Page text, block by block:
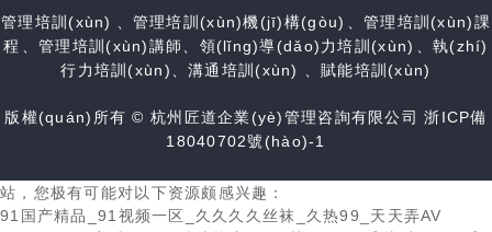
管理培訓(xùn)、管理培訓(xùn)機(jī)構(gòu)、管理培訓(xùn)課
程、管理培訓(xùn)講師、領(lǐng)導(dǎo)力培訓(xùn)、執(zhí)
行力培訓(xùn)、溝通培訓(xùn)、賦能培訓(xùn)
版權(quán)所有 © 杭州匠道企業(yè)管理咨詢有限公司浙ICP備
18040702號(hào)-1
站，您极有可能对以下资源颇感兴趣：
91国产精品_91视频一区_久久久久丝袜_久热99_天天弄AV